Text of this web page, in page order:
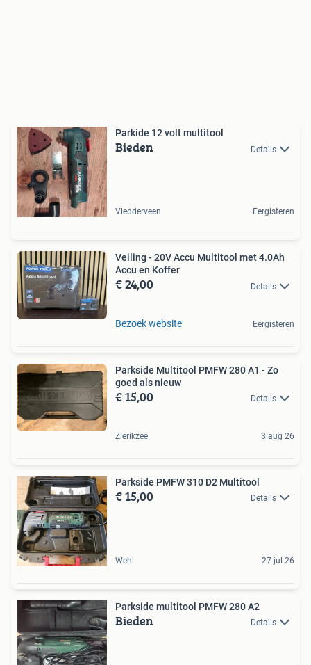
Parkide 12 volt multitool
Bieden Details
Vledderveen Eergisteren
Veiling - 20V Accu Multitool met 4.0Ah
Accu en Koffer
€ 24,00 Details
Bezoek website Eergisteren
Parkside Multitool PMFW 280 A1 - Zo
goed als nieuw
€ 15,00 Details
Zierikzee 3 aug 26
Parkside PMFW 310 D2 Multitool
€ 15,00 Details
Wehl 27 jul 26
Parkside multitool PMFW 280 A2
Bieden Details